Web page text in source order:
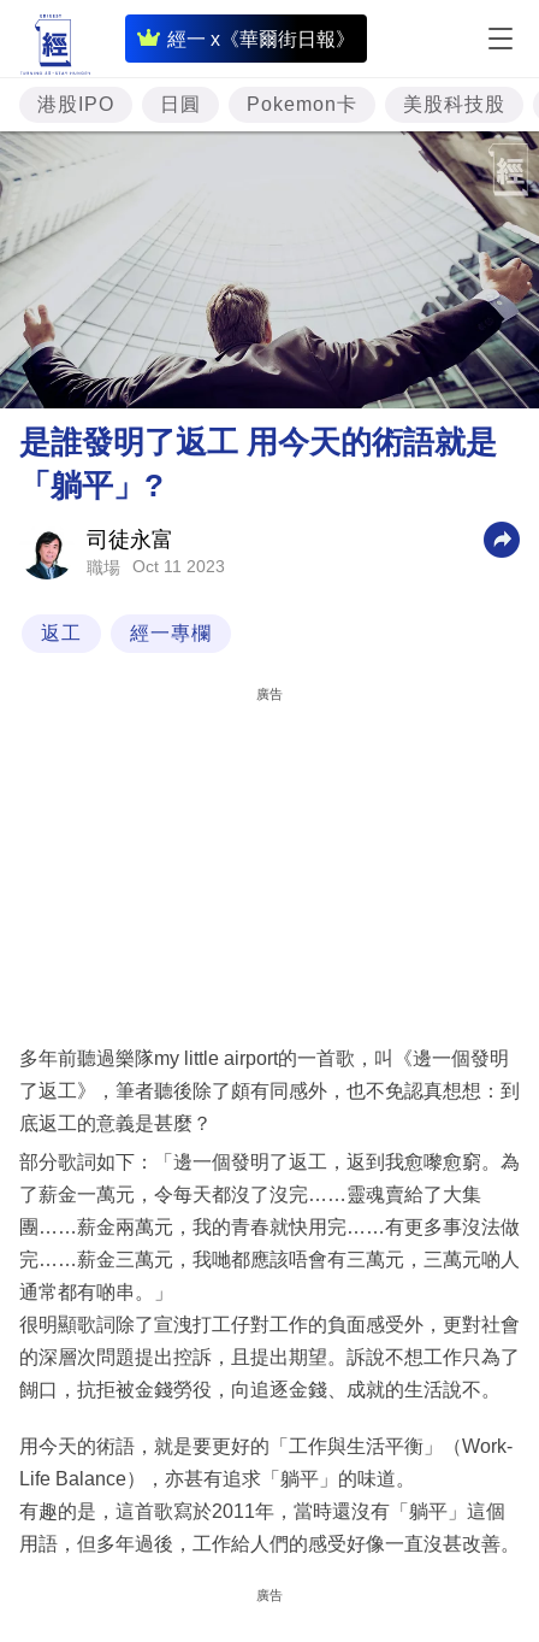
經一 x《華爾街日報》
即
時
財
經
投
樓
市
理
商
業
科
區
港股IPO 日圓 Pokemon卡 美股科技股
是誰發明了返工 用今天的術語就是
「躺平」?
司徒永富
職場 Oct 11 2023
返工 經一專欄
廣告
多年前聽過樂隊my little airport的一首歌，叫《邊一個發明
了返工》，筆者聽後除了頗有同感外，也不免認真想想：到
底返工的意義是甚麼？
部分歌詞如下：「邊一個發明了返工，返到我愈嚟愈窮。為
了薪金一萬元，令每天都沒了沒完……靈魂賣給了大集
團……薪金兩萬元，我的青春就快用完……有更多事沒法做
完……薪金三萬元，我哋都應該唔會有三萬元，三萬元啲人
通常都有啲串。」
很明顯歌詞除了宣洩打工仔對工作的負面感受外，更對社會
的深層次問題提出控訴，且提出期望。訴說不想工作只為了
餬口，抗拒被金錢勞役，向追逐金錢、成就的生活說不。
用今天的術語，就是要更好的「工作與生活平衡」（Work-
Life Balance），亦甚有追求「躺平」的味道。
有趣的是，這首歌寫於2011年，當時還沒有「躺平」這個
用語，但多年過後，工作給人們的感受好像一直沒甚改善。
廣告